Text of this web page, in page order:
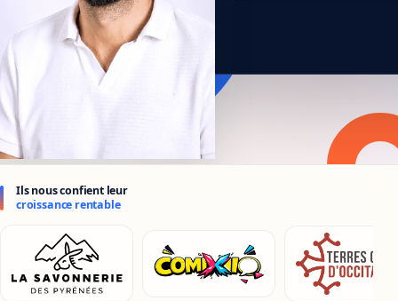
Moreau pilote les décisions proposées par
Ils nous confient leur
croissance rentable